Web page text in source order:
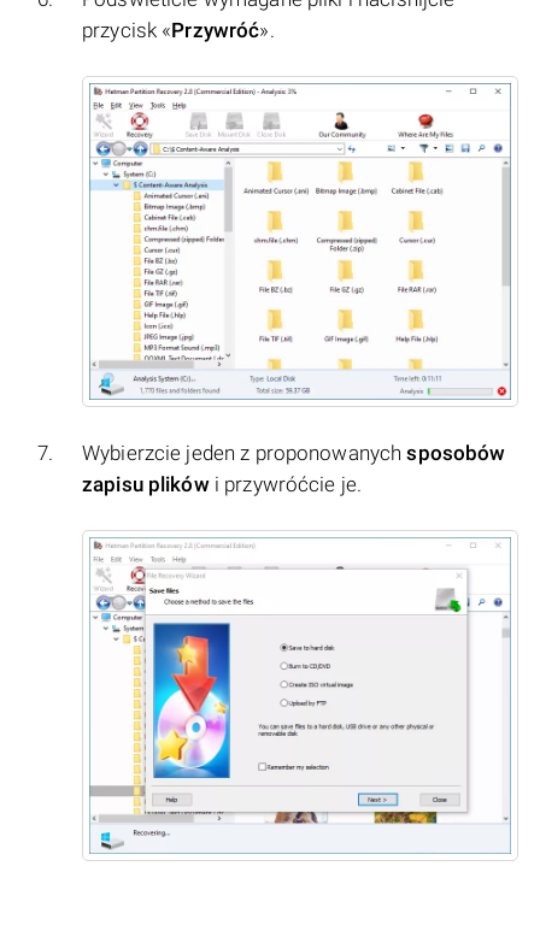
przycisk «Przywróć».
Wybierzcie jeden z proponowanychsposobów
zapisu plikówi przywróćcie je.